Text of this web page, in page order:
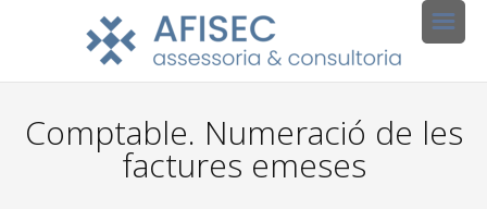
Comptable. Numeració de les
factures emeses